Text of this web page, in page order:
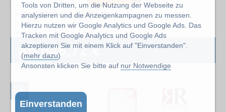
Tools von Dritten, um die Nutzung der Webseite zu
analysieren und die Anzeigenkampagnen zu messen.
Hierzu nutzen wir Google Analytics und Google Ads. Das
Tracken mit Google Analytics und Google Ads
akzeptieren Sie mit einem Klick auf "Einverstanden".
(mehr dazu)
Ansonsten klicken Sie bitte auf nur Notwendige
Einverstanden
Sicherheitskorb Typ SIKO
Traglast
300 kg
Artikel: 5
ab 646,72 €
exkl. 19% MwSt.
%